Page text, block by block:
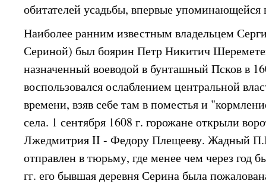
обитателей усадьбы, впервые упоминающейся
Наиболее ранним известным владельцем
Сериной) был боярин Петр Никитич
назначенный воеводой в бунташный Псков в
воспользовался ослаблением центральной
времени, взяв себе там в поместья и
села. 1 сентября 1608 г. горожане открыли
Лжедмитрия II - Федору Плещееву. Жадный
отправлен в тюрьму, где менее чем через год
гг. его бывшая деревня Серина была